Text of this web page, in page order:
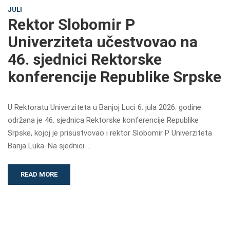
JULI
Rektor Slobomir P
Univerziteta učestvovao na
46. sjednici Rektorske
konferencije Republike Srpske
U Rektoratu Univerziteta u Banjoj Luci 6. jula 2026. godine
održana je 46. sjednica Rektorske konferencije Republike
Srpske, kojoj je prisustvovao i rektor Slobomir P Univerziteta
Banja Luka. Na sjednici …
READ MORE